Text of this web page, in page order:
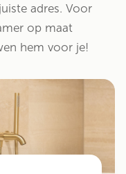
adres. Voor
op maat
hem voor je!